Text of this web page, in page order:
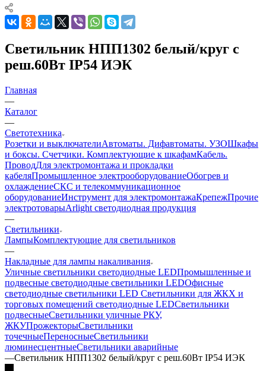
Светильник НПП1302 белый/круг с
реш.60Вт IP54 ИЭК
Главная
—
Каталог
—
Светотехника
Розетки и выключателиАвтоматы. Дифавтоматы. УЗОШкафы
и боксы. Счетчики. Комплектующие к шкафамКабель.
ПроводДля электромонтажа и прокладки
кабеляПромышленное электрооборудованиеОбогрев и
охлаждениеСКС и телекоммуникационное
оборудованиеИнструмент для электромонтажаКрепежПрочие
электротоварыArlight светодиодная продукция
—
Светильники
ЛампыКомплектующие для светильников
—
Накладные для лампы накаливания
Уличные светильники светодиодные LEDПромышленные и
подвесные светодиодные светильники LEDОфисные
светодиодные светильники LED Светильники для ЖКХ и
торговых помещений светодиодные LEDСветильники
подвесныеСветильники уличные РКУ,
ЖКУПрожекторыCветильники
точечныеПереносныеСветильники
люминесцентныеСветильники аварийные
—Светильник НПП1302 белый/круг с реш.60Вт IP54 ИЭК